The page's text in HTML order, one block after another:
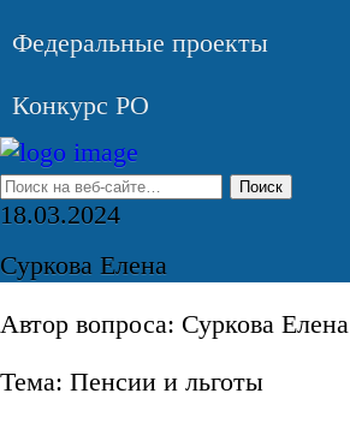
Федеральные проекты
Конкурс РО
18.03.2024
Суркова Елена
Автор вопроса: Суркова Елена
Тема: Пенсии и льготы